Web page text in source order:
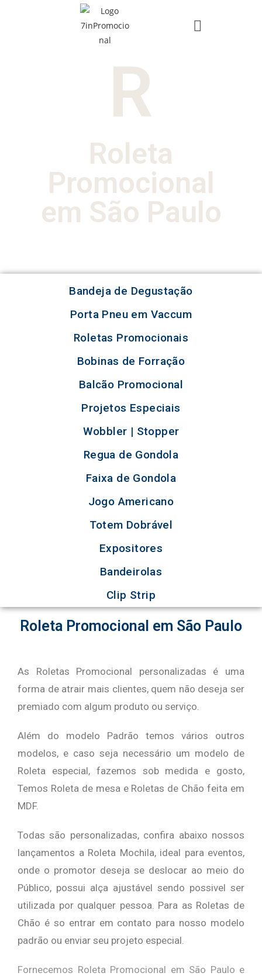
R
Roleta
Promocional
em São Paulo
Bandeja de Degustação
Porta Pneu em Vaccum
Roletas Promocionais
Bobinas de Forração
Balcão Promocional
Projetos Especiais
Wobbler | Stopper
Regua de Gondola
Faixa de Gondola
Jogo Americano
Totem Dobrável
Expositores
Bandeirolas
Clip Strip
Roleta Promocional em São Paulo
As Roletas Promocional personalizadas é uma
forma de atrair mais clientes, quem não deseja ser
premiado com algum produto ou serviço.
Além do modelo Padrão temos vários outros
modelos, e caso seja necessário um modelo de
Roleta especial, fazemos sob medida e gosto,
Temos Roleta de mesa e Roletas de Chão feita em
MDF.
Todas são personalizadas, confira abaixo nossos
lançamentos a Roleta Mochila, ideal para eventos,
onde o promotor deseja se deslocar ao meio do
Público, possui alça ajustável sendo possivel ser
utilizada por qualquer pessoa. Para as Roletas de
Chão é so entrar em contato para nosso modelo
padrão ou enviar seu projeto especial.
Fornecemos Roleta Promocional em São Paulo e